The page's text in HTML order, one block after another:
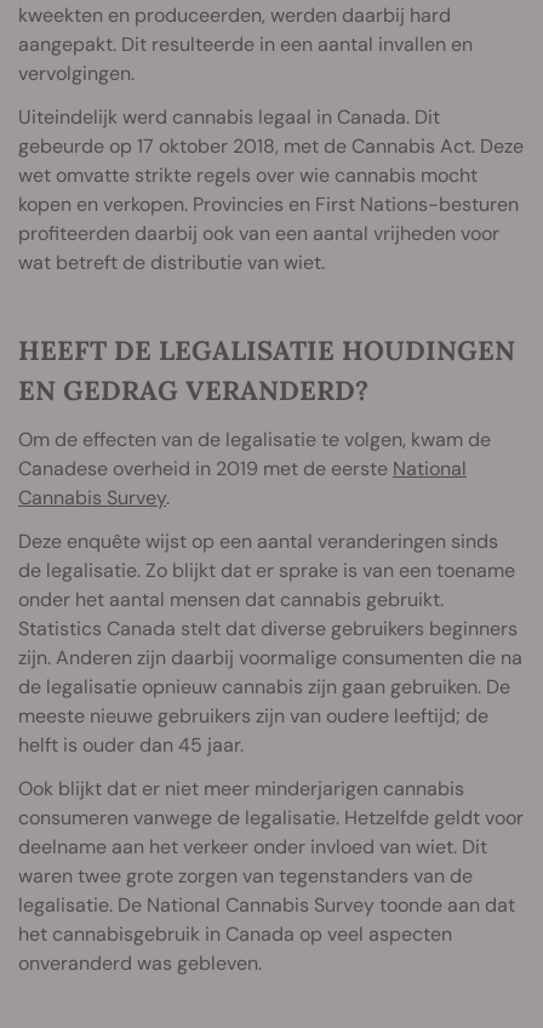
kweekten en produceerden, werden daarbij hard
aangepakt. Dit resulteerde in een aantal invallen en
vervolgingen.
Uiteindelijk werd cannabis legaal in Canada. Dit
gebeurde op 17 oktober 2018, met de Cannabis Act. Deze
wet omvatte strikte regels over wie cannabis mocht
kopen en verkopen. Provincies en First Nations-besturen
profiteerden daarbij ook van een aantal vrijheden voor
wat betreft de distributie van wiet.
HEEFT DE LEGALISATIE HOUDINGEN
EN GEDRAG VERANDERD?
Om de effecten van de legalisatie te volgen, kwam de
Canadese overheid in 2019 met de eerste National
Cannabis Survey.
Deze enquête wijst op een aantal veranderingen sinds
de legalisatie. Zo blijkt dat er sprake is van een toename
onder het aantal mensen dat cannabis gebruikt.
Statistics Canada stelt dat diverse gebruikers beginners
zijn. Anderen zijn daarbij voormalige consumenten die na
de legalisatie opnieuw cannabis zijn gaan gebruiken. De
meeste nieuwe gebruikers zijn van oudere leeftijd; de
helft is ouder dan 45 jaar.
Ook blijkt dat er niet meer minderjarigen cannabis
consumeren vanwege de legalisatie. Hetzelfde geldt voor
deelname aan het verkeer onder invloed van wiet. Dit
waren twee grote zorgen van tegenstanders van de
legalisatie. De National Cannabis Survey toonde aan dat
het cannabisgebruik in Canada op veel aspecten
onveranderd was gebleven.